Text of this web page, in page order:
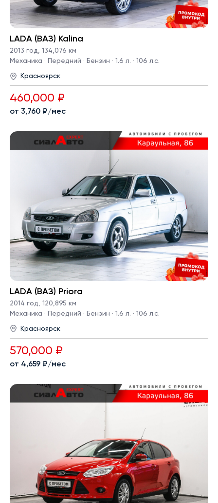
LADA (ВАЗ) Kalina
2013 год, 134,076 км
Механика · Передний · Бензин · 1.6 л. · 106 л.с.
Красноярск
460,000 ₽
от 3,760 ₽/мес
LADA (ВАЗ) Priora
2014 год
120,895 км
Механика · Передний · Бензин · 1.6 л. · 106 л.с.
Красноярск
570,000 ₽
от 4,659 ₽/мес